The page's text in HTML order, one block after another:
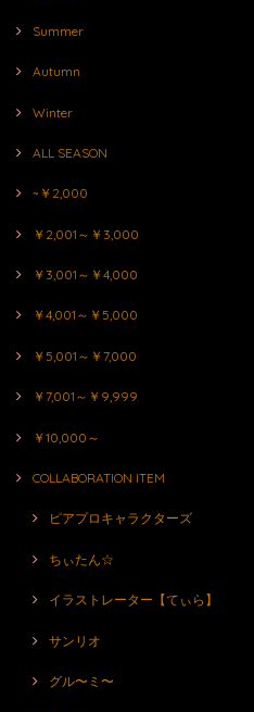
Summer
Autumn
Winter
ALL SEASON
~￥2,000
￥2,001～￥3,000
￥3,001～￥4,000
￥4,001～￥5,000
￥5,001～￥7,000
￥7,001～￥9,999
￥10,000～
COLLABORATION ITEM
ピアプロキャラクターズ
ちぃたん☆
イラストレーター【てぃら】
サンリオ
グル〜ミ〜